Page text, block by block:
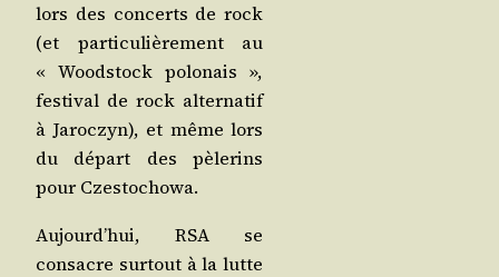
lors des concerts de rock
(et par­ti­cu­liè­re­ment au
« Wood­stock polo­nais »,
fes­ti­val de rock alter­na­tif
à Jaroc­zyn), et même lors
du départ des pèle­rins
pour Czestochowa.
Aujourd’­hui, RSA se
consacre sur­tout à la lutte